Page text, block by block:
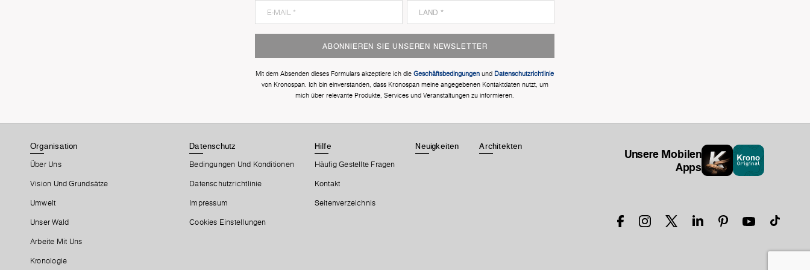
ABONNIEREN SIE UNSEREN NEWSLETTER
Mit dem Absenden dieses Formulars akzeptiere ich dieGeschäftsbedingungen und Datenschutzrichtlinie
von Kronospan. Ich bin einverstanden, dass Kronospan meine angegebenen Kontaktdaten nutzt, um
mich über relevante Produkte, Services und Veranstaltungen zu informieren.
Organisation
Über Uns
Vision Und Grundsätze
Umwelt
Unser Wald
Arbeite Mit Uns
Kronologie
Datenschutz
Bedingungen Und Konditionen
Datenschutzrichtlinie
Impressum
Cookies Einstellungen
Hilfe
Häufig Gestellte Fragen
Kontakt
Seitenverzeichnis
Neuigkeiten Architekten
Unsere Mobilen
Apps